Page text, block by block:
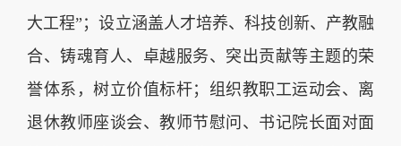
大工程”；设立涵盖人才培养、科技创新、产教融
合、铸魂育人、卓越服务、突出贡献等主题的荣
誉体系，树立价值标杆；组织教职工运动会、离
退休教师座谈会、教师节慰问、书记院长面对面